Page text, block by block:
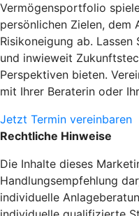
Vermögensportfolio
persönlichen Zielen, dem
Risikoneigung ab. Lassen
und inwieweit
Perspektiven bieten.
mit Ihrer Beraterin oder
Jetzt Termin vereinbaren
Rechtliche Hinweise
Die Inhalte dieses
Handlungsempfehlung
individuelle